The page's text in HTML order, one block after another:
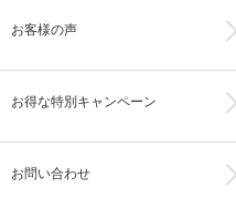
お客様の声
お得な特別キャンペーン
お問い合わせ